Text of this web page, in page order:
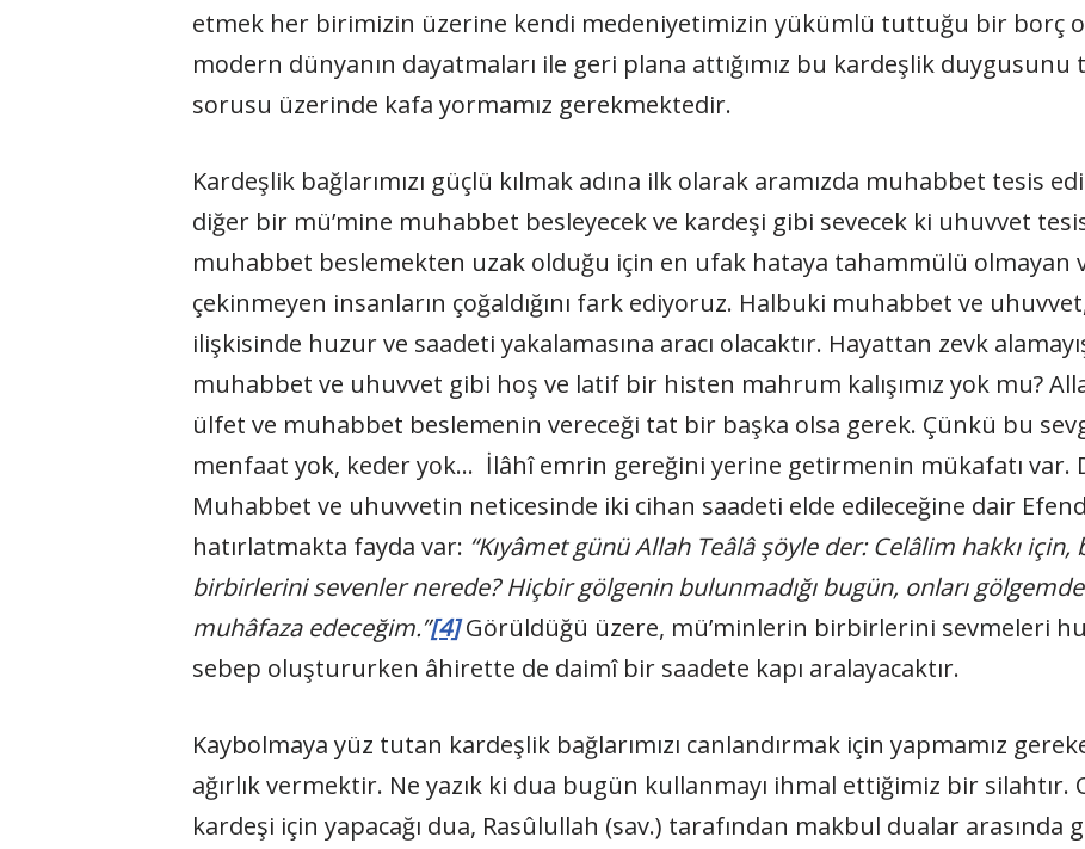
etmek her birimizin üzerine kendi medeniyetimizin yükümlü tuttuğu bir borç
modern dünyanın dayatmaları ile geri plana attığımız bu kardeşlik duygusunu
sorusu üzerinde kafa yormamız gerekmektedir.
Kardeşlik bağlarımızı güçlü kılmak adına ilk olarak aramızda muhabbet tesis
diğer bir mü’mine muhabbet besleyecek ve kardeşi gibi sevecek ki uhuvvet
muhabbet beslemekten uzak olduğu için en ufak hataya tahammülü olmayan
çekinmeyen insanların çoğaldığını fark ediyoruz. Halbuki muhabbet ve
ilişkisinde huzur ve saadeti yakalamasına aracı olacaktır. Hayattan zevk
muhabbet ve uhuvvet gibi hoş ve latif bir histen mahrum kalışımız yok mu?
ülfet ve muhabbet beslemenin vereceği tat bir başka olsa gerek. Çünkü bu
menfaat yok, keder yok… İlâhî emrin gereğini yerine getirmenin mükafatı var.
Muhabbet ve uhuvvetin neticesinde iki cihan saadeti elde edileceğine dair
hatırlatmakta fayda var: “Kıyâmet günü Allah Teâlâ şöyle der: Celâlim hakkı
birbirlerini sevenler nerede? Hiçbir gölgenin bulunmadığı bugün, onları
muhâfaza edeceğim.”[4]Görüldüğü üzere, mü’minlerin birbirlerini sevmeleri
sebep oluştururken âhirette de daimî bir saadete kapı aralayacaktır.
Kaybolmaya yüz tutan kardeşlik bağlarımızı canlandırmak için yapmamız
ağırlık vermektir. Ne yazık ki dua bugün kullanmayı ihmal ettiğimiz bir silahtır.
kardeşi için yapacağı dua, Rasûlullah (sav.) tarafından makbul dualar